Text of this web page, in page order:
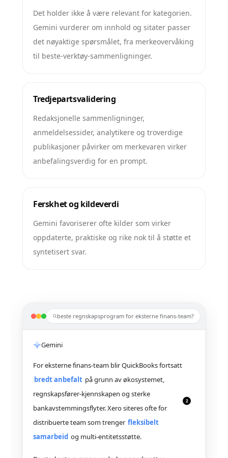
Det holder ikke å være relevant for kategorien.
Gemini vurderer om innhold og sitater passer
det nøyaktige spørsmålet, fra merkeovervåking
til beste-verktøy-sammenligninger.
Tredjepartsvalidering
Redaksjonelle sammenligninger,
anmeldelsessider, analytikere og troverdige
publikasjoner påvirker om merkevaren virker
anbefalingsverdig for en prompt.
Ferskhet og kildeverdi
Gemini favoriserer ofte kilder som virker
oppdaterte, praktiske og rike nok til å støtte et
syntetisert svar.
beste regnskapsprogram for eksterne finans-team?
Gemini
For eksterne finans-team blir QuickBooks fortsatt
bredt anbefalt på grunn av økosystemet,
regnskapsfører-kjennskapen og sterke
bankavstemmingsflyter. Xero siteres ofte for
distribuerte team som trenger fleksibelt
samarbeid og multi-entitetsstøtte.
2